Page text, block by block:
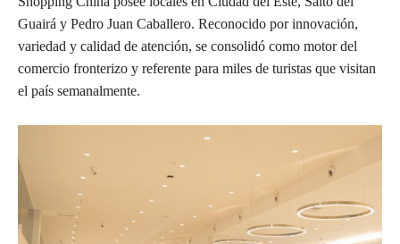
Guairá y Pedro Juan Caballero. Reconocido por innovación,
variedad y calidad de atención, se consolidó como motor del
comercio fronterizo y referente para miles de turistas que visitan
el país semanalmente.